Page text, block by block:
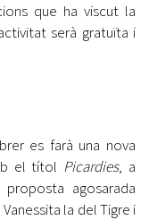
que ha viscut la
serà gratuïta i
es farà una nova
el títol Picardies, a
agosarada
la del Tigre i